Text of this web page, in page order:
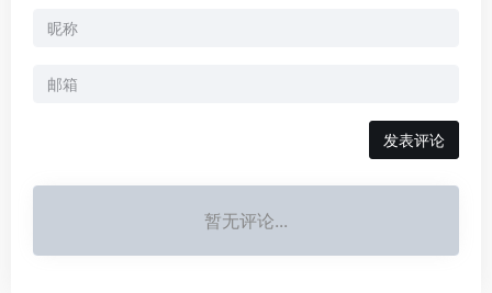
发表评论
暂无评论...